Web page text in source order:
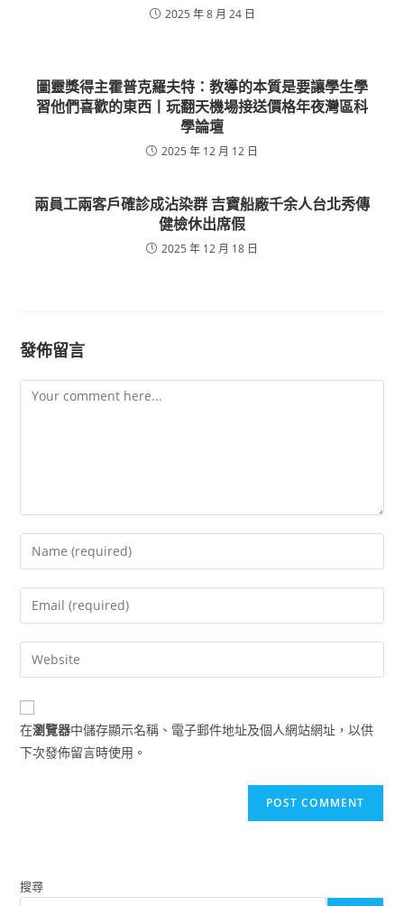
2025 年 8 月 24 日
圖靈獎得主霍普克羅夫特：教導的本質是要讓學生學
習他們喜歡的東西丨玩翻天機場接送價格年夜灣區科
學論壇
2025 年 12 月 12 日
兩員工兩客戶確診成沾染群 吉寶船廠千余人台北秀傳
健檢休出席假
2025 年 12 月 18 日
發佈留言
Comment
Enter
your
name
comment
Enter
your
email
address
comment
Enter
your
website
URL
(optional)
在瀏覽器中儲存顯示名稱、電子郵件地址及個人網站網址，以供
下次發佈留言時使用。
搜尋